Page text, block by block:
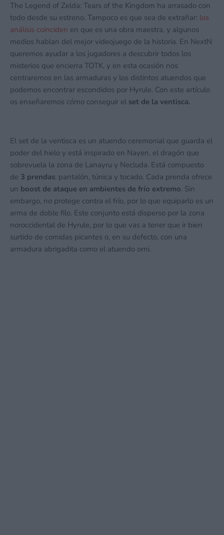
The Legend of Zelda: Tears of the Kingdom ha arrasado con
todo desde su estreno. Tampoco es que sea de extrañar: los
análisis coinciden en que es una obra maestra, y algunos
medios hablan del mejor videojuego de la historia. En NextN
queremos ayudar a los jugadores a descubrir todos los
misterios que encierra TOTK, y en esta ocasión nos
centraremos en las armaduras y los distintos atuendos que
podemos encontrar escondidos por Hyrule. Con este artículo
os enseñaremos cómo conseguir el set de la ventisca.
El set de la ventisca es un atuendo ceremonial que guarda el
poder del hielo y está inspirado en Nayen, el dragón que
sobrevuela la zona de Lanayru y Necluda. Está compuesto
de 3 prendas: pantalón, túnica y tocado. Cada prenda ofrece
un boost de ataque en ambientes de frío extremo. Sin
embargo, no protege contra el frío, por lo que equiparlo es un
arma de doble filo. Este conjunto está disperso por la zona
noroccidental de Hyrule, por lo que vas a tener que ir bien
surtido de comidas picantes o, en su defecto, con una
armadura abrigadita como el atuendo orni.